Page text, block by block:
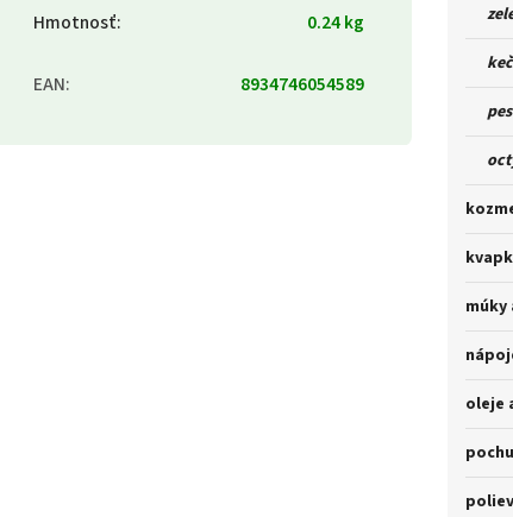
múky
oleje
Hmotnosť: 0.24 kg
EAN: 8934746054589